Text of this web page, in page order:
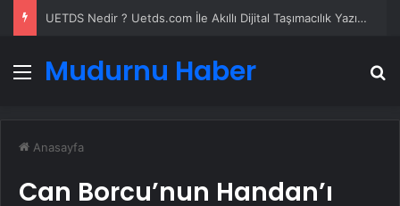
Yeni Dünya Düzensizliği Çağında Türk Dış Politikası ve Hakan Fidan Faktörü
MenüMudurnu Haber
Anasayfa
Can Borcu’nun Handan’ı